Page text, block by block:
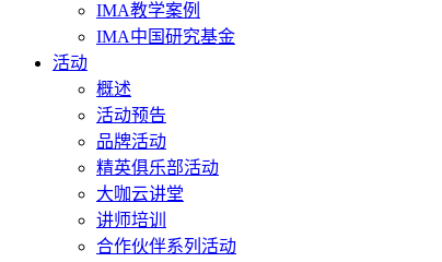
IMA教学案例
IMA中国研究基金
活动
概述
活动预告
品牌活动
精英俱乐部活动
大咖云讲堂
讲师培训
合作伙伴系列活动